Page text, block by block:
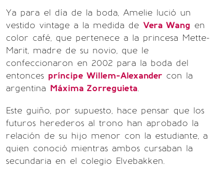
Ya para el día de la boda, Amelie lució un
vestido vintage a la medida de Vera Wang en
color café, que pertenece a la princesa Mette-
Marit, madre de su novio, que le
confeccionaron en 2002 para la boda del
entonces príncipe Willem-Alexander con la
argentina Máxima Zorreguieta.
Este guiño, por supuesto, hace pensar que los
futuros herederos al trono han aprobado la
relación de su hijo menor con la estudiante, a
quien conoció mientras ambos cursaban la
secundaria en el colegio Elvebakken.